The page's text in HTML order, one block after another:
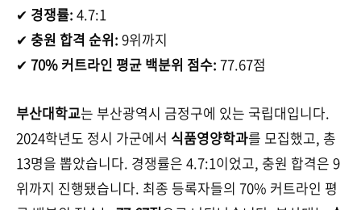
✔ 경쟁률: 4.7:1
✔ 충원 합격 순위: 9위까지
✔ 70% 커트라인 평균 백분위 점수: 77.67점
부산대학교는 부산광역시 금정구에 있는 국립대입니다.
2024학년도 정시 가군에서 식품영양학과를 모집했고, 총
13명을 뽑았습니다. 경쟁률은 4.7:1이었고, 충원 합격은 9
위까지 진행됐습니다. 최종 등록자들의 70% 커트라인 평